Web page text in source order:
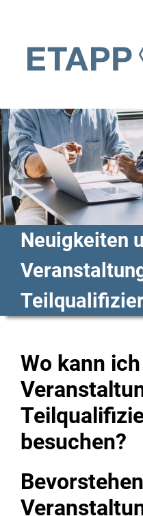
Neuigkeiten
Wo kann ich
besuchen?